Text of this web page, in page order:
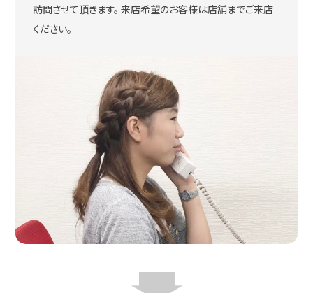
訪問させて頂きます。 来店希望のお客様は店舗までご来店
ください。